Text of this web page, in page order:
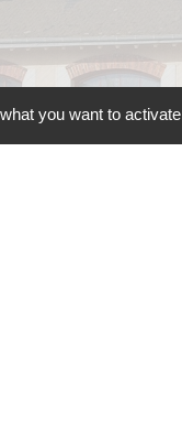
you want to activate